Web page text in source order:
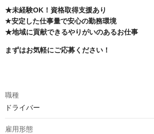
★未経験OK！資格取得支援あり
★安定した仕事量で安心の勤務環境
★地域に貢献できるやりがいのあるお仕事
まずはお気軽にご応募ください！
職種
ドライバー
雇用形態